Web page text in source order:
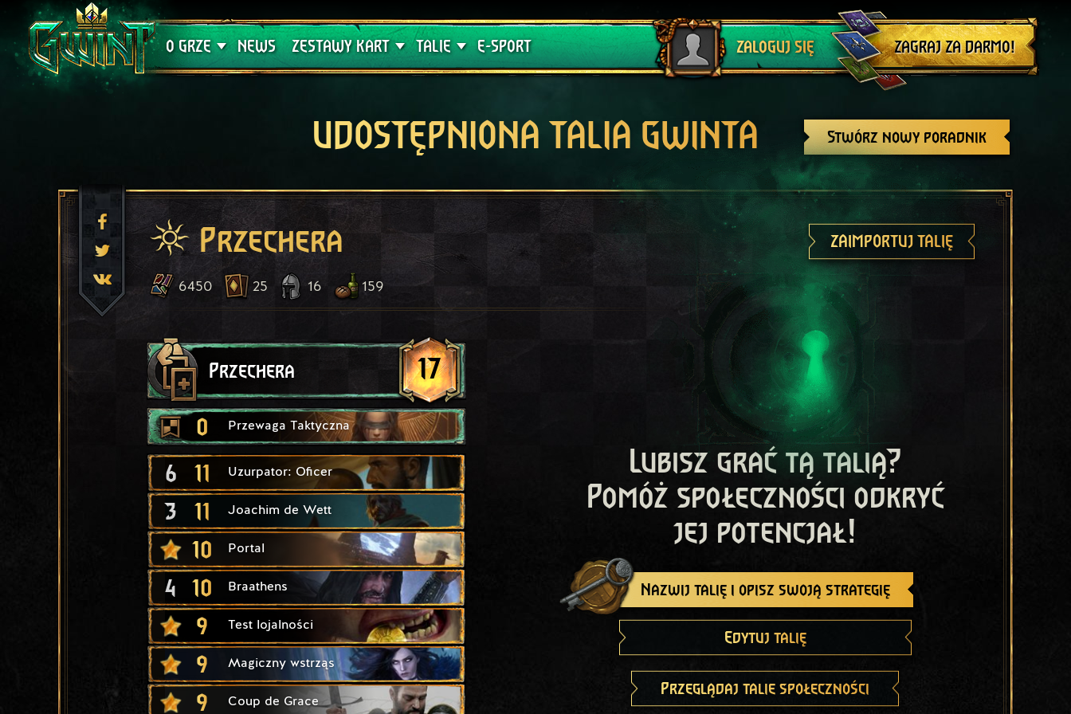
O GRZE
Wsparcie techniczne
NEWS ZESTAWY KART
Krwawa Klątwa
TALIE
Poradniki
E-SPORT ZALOGUJ SIĘ
Wyloguj się
ZAGRAJ ZA DARMO!
Stwórz nowy poradnik
UDOSTĘPNIONA TALIA GWINTA
Przechera ZAIMPORTUJ TALIĘ
6450 25 16 159
Przechera 17
0 Przewaga Taktyczna
6 11 Uzurpator: Oficer
3 11 Joachim de Wett
10 Portal
4 10 Braathens
9 Test lojalności
9 Magiczny wstrząs
9 Coup de Grace
Lubisz grać tą talią?
Pomóż społeczności odkryć
jej potencjał!
Nazwij talię i opisz swoją strategię
Edytuj talię
Przeglądaj talie społeczności